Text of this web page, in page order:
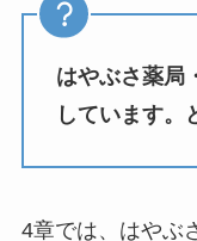
はやぶさ薬局
しています。
4章では、はやぶ